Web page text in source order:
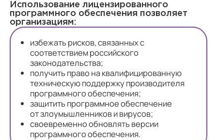
Использование лицензированного
программного обеспечения позволяет
организациям:
избежать рисков, связанных с
соответствием российского
законодательства;
получить право на квалифицированную
техническую поддержку производителя
программного обеспечения;
защитить программное обеспечение
от злоумышленников и вирусов;
своевременно обновлять версии
программного обеспечения.